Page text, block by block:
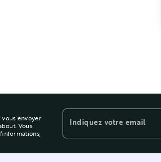
envoyer
Vous
Indiquez votre email